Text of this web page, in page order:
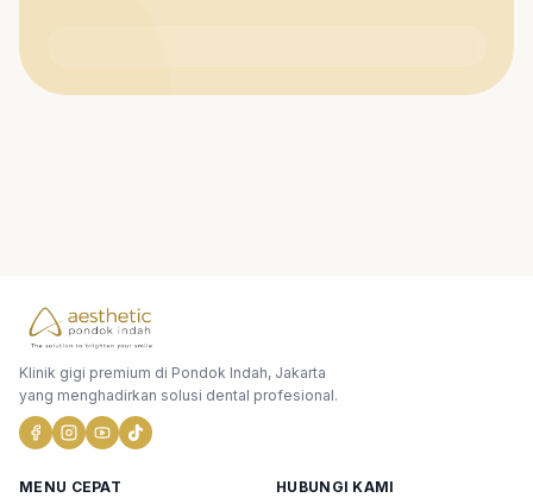
Klinik gigi premium di Pondok Indah, Jakarta
yang menghadirkan solusi dental profesional.
MENU CEPAT
HUBUNGI KAMI